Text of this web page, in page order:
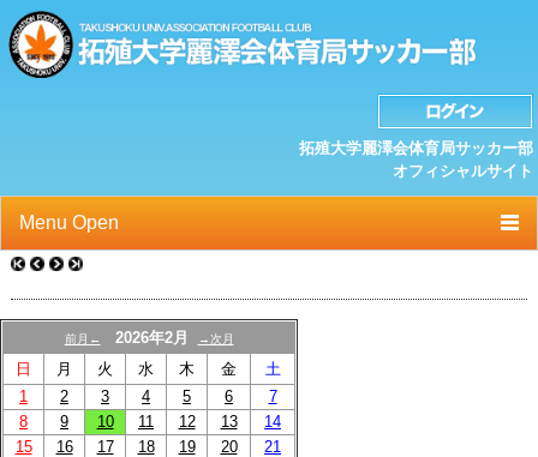
拓殖大学麗澤会体育局サッカー部
オフィシャルサイト
Menu Open
TOP
ニュース
クラブプロフィール
選手/スタッフ一覧
前月← 2026年2月 →次月
日 月 火 水 木 金
土
1
2 3 4 5 6
7
8
9 10 11 12 13
14
15
16 17 18 19 20
21